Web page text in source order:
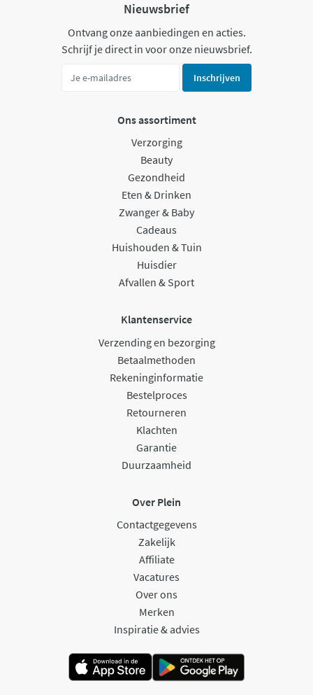
Nieuwsbrief
Ontvang onze aanbiedingen en acties.
Schrijf je direct in voor onze nieuwsbrief.
Inschrijven
Ons assortiment
Verzorging
Beauty
Gezondheid
Eten & Drinken
Zwanger & Baby
Cadeaus
Huishouden & Tuin
Huisdier
Afvallen & Sport
Klantenservice
Verzending en bezorging
Betaalmethoden
Rekeninginformatie
Bestelproces
Retourneren
Klachten
Garantie
Duurzaamheid
Over Plein
Contactgegevens
Zakelijk
Affiliate
Vacatures
Over ons
Merken
Inspiratie & advies